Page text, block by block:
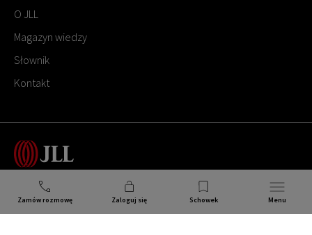
Zamów rozmowę Zaloguj się Schowek Menu
O JLL
Magazyn wiedzy
Słownik
Kontakt
Polityka prywatności